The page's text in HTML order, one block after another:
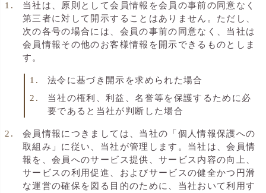
当社は、原則として会員情報を会員の事前の同意なく
第三者に対して開示することはありません。ただし、
次の各号の場合には、会員の事前の同意なく、当社は
会員情報その他のお客様情報を開示できるものとしま
す。
法令に基づき開示を求められた場合
当社の権利、利益、名誉等を保護するために必
要であると当社が判断した場合
会員情報につきましては、当社の「個人情報保護への
取組み」に従い、当社が管理します。当社は、会員情
報を、会員へのサービス提供、サービス内容の向上、
サービスの利用促進、およびサービスの健全かつ円滑
な運営の確保を図る目的のために、当社おいて利用す